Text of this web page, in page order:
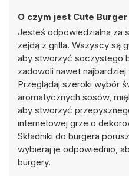
O czym jest Cute
Jesteś odpowiedzialna za
zejdą z grilla. Wszyscy są
aby stworzyć soczystego
zadowoli nawet
Przeglądaj szeroki wybór
aromatycznych sosów,
aby stworzyć
internetowej grze o
Składniki do burgera
wybieraj je odpowiednio,
burgery.